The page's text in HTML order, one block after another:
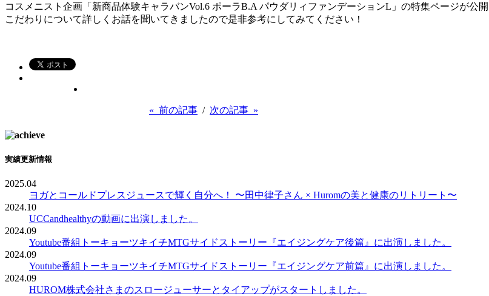
コスメニスト企画「新商品体験キャラバンVol.6 ポーラB.A パウダリィファンデーションL」の特集ページが公
こだわりについて詳しくお話を聞いて きましたので是非参考にしてみてください！
« 前の記事 / 次の記事 »
実績更新情報
2025.04
ヨガとコールドプレスジュースで輝く自分へ！ 〜田中律子さん × Huromの美と健康のリトリート〜
2024.10
UCCandhealthyの動画に出演しました。
2024.09
Youtube番組トーキョーツキイチMTGサイドストーリー『エイジングケア後篇』に出演しました。
2024.09
Youtube番組トーキョーツキイチMTGサイドストーリー『エイジングケア前篇』に出演しました。
2024.09
HUROM株式会社さまのスロージューサーとタイアップがスタートしました。